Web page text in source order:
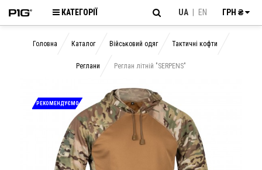
КАТЕГОРІЇ UA EN ГРН ₴
Головна Каталог Військовий одяг Тактичні кофти
Реглани Реглан літній "SERPENS"
РЕКОМЕНДУЄМО